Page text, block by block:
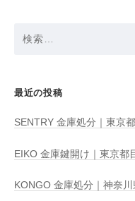
最近の投稿
SENTRY 金庫処分｜東京
EIKO 金庫鍵開け｜東京都
KONGO 金庫処分｜神奈